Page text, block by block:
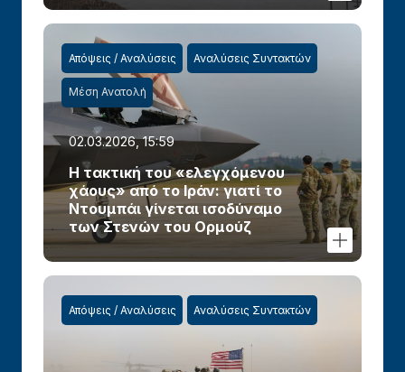
Απόψεις / Αναλύσεις Αναλύσεις Συντακτών
Μέση Ανατολή
02.03.2026, 15:59
Η τακτική του «ελεγχόμενου
χάους» από το Ιράν: γιατί το
Ντουμπάι γίνεται ισοδύναμο
των Στενών του Ορμούζ
Απόψεις / Αναλύσεις Αναλύσεις Συντακτών